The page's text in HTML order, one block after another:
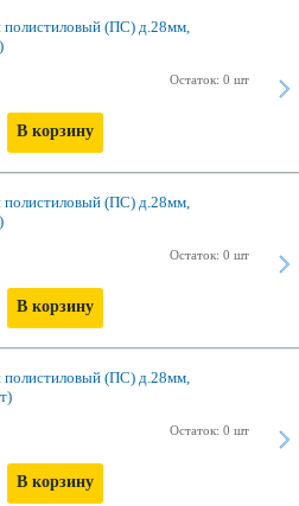
полистиловый (ПС) д.28мм,
Остаток: 0 шт
В корзину
полистиловый (ПС) д.28мм,
Остаток: 0 шт
В корзину
полистиловый (ПС) д.28мм,
Остаток: 0 шт
В корзину